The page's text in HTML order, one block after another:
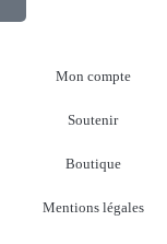
Mon compte
Soutenir
Boutique
Mentions légales